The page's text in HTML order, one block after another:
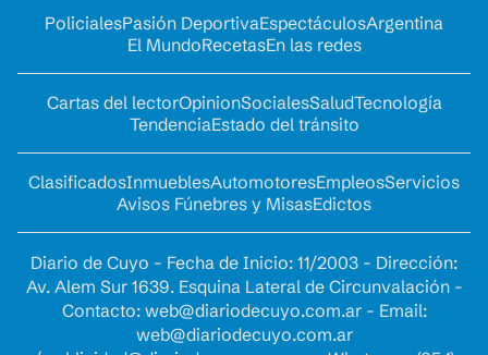
PolicialesPasión DeportivaEspectáculosArgentina
El MundoRecetasEn las redes
Cartas del lectorOpinionSocialesSaludTecnología
TendenciaEstado del tránsito
ClasificadosInmueblesAutomotoresEmpleosServicios
Avisos Fúnebres y MisasEdictos
Diario de Cuyo - Fecha de Inicio: 11/2003 - Dirección:
Av. Alem Sur 1639. Esquina Lateral de Circunvalación -
Contacto: web@diariodecuyo.com.ar- Email:
web@diariodecuyo.com.ar